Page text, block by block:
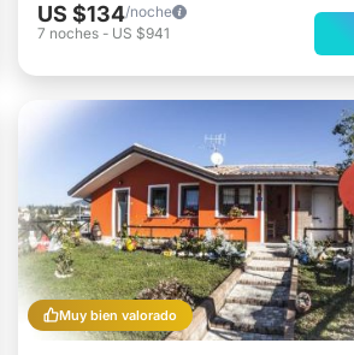
US $134/noche
7 noches - US $941
Muy bien valorado